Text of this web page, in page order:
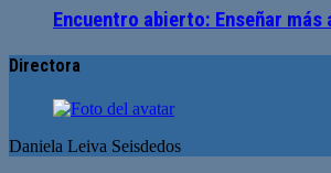
Encuentro abierto: Enseñar
Directora
Daniela Leiva Seisdedos